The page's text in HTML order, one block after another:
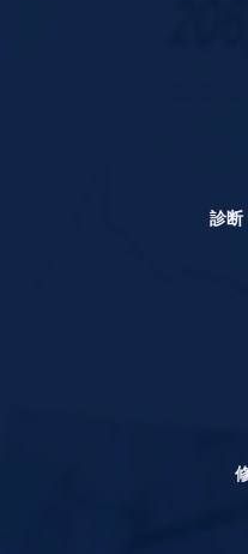
診断